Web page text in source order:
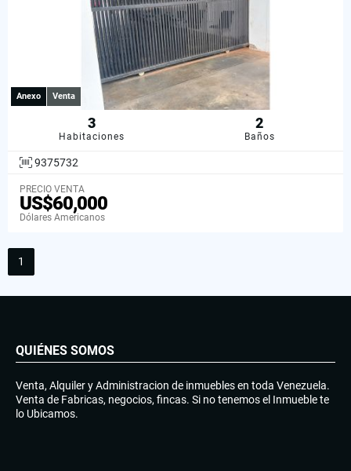
Anexo Venta
3
Habitaciones
2
Baños
9375732
PRECIO VENTA
US$60,000
Dólares Americanos
1
QUIÉNES SOMOS
Venta, Alquiler y Administracion de inmuebles en toda Venezuela.
Venta de Fabricas, negocios, fincas. Si no tenemos el Inmueble te
lo Ubicamos.